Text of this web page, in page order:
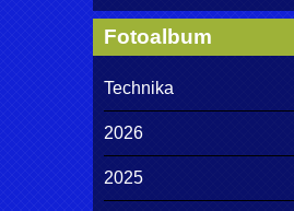
Fotoalbum
Technika
2026
2025